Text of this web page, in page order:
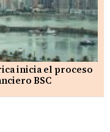
inicia el proceso
BSC